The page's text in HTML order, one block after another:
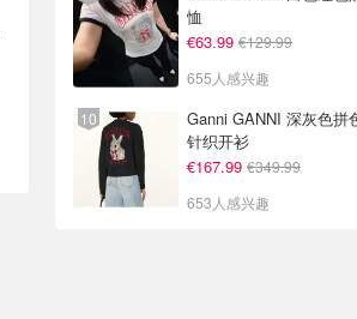
恤
€63.99 €129.99
655人感兴趣
Ganni GANNI 深灰色拼
针织开衫
€167.99 €349.99
653人感兴趣